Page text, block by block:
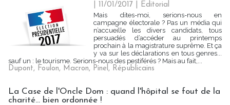
| 11/01/2017
Editorial
Mais dites-moi, serions-nous en
campagne électorale ? Pas un média qui
n’accueille les divers candidats, tous
persuadés d’accéder au printemps
prochain à la magistrature suprême. Et ça
y va sur les déclarations en tous genres...
sauf un : le tourisme. Serions-nous des pestiférés ? Mais au fait,...
Dupont, Foulon, Macron, Pinel, Républicains
La Case de l'Oncle Dom : quand l'hôpital se fout de la
charité... bien ordonnée !